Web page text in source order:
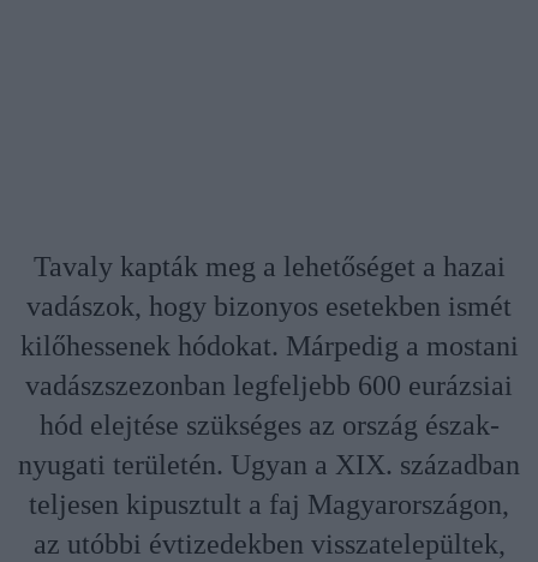
Tavaly kapták meg a lehetőséget a hazai
vadászok, hogy bizonyos esetekben ismét
kilőhessenek hódokat. Márpedig a mostani
vadászszezonban legfeljebb 600 eurázsiai
hód elejtése szükséges az ország észak-
nyugati területén. Ugyan a XIX. században
teljesen kipusztult a faj Magyarországon,
az utóbbi évtizedekben visszatelepültek,